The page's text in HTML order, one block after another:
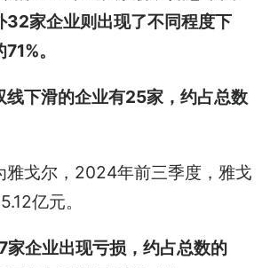
32家企业则出现了不同程度下
。
线下滑的企业有25家，约占总数
雅戈尔，2024年前三季度，雅戈
亿元。
家企业出现亏损，约占总数的